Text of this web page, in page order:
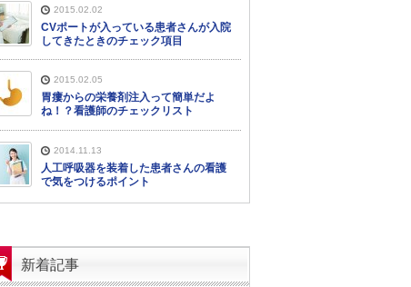
2015.02.02
CVポートが入っている患者さんが入院
してきたときのチェック項目
2015.02.05
胃瘻からの栄養剤注入って簡単だよ
ね！？看護師のチェックリスト
2014.11.13
人工呼吸器を装着した患者さんの看護
で気をつけるポイント
新着記事